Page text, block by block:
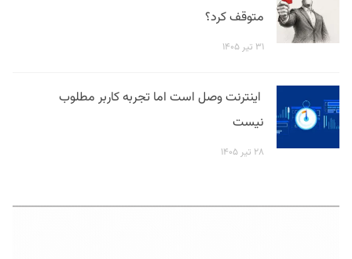
متوقف کرد؟
۳۱ تیر ۱۴۰۵
اینترنت وصل است اما تجربه کاربر مطلوب
نیست
۲۸ تیر ۱۴۰۵